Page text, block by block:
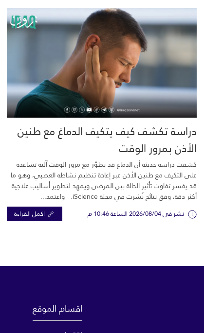
دراسة تكشف كيف يتكيف الدماغ مع طنين
الأذن بمرور الوقت
كشفت دراسة حديثة أن الدماغ قد يطوّر مع مرور الوقت آلية تساعده
على التكيف مع طنين الأذن عبر إعادة تنظيم نشاطه العصبي، وهو ما
قد يفسر تفاوت تأثير الحالة بين المرضى ويمهد لتطوير أساليب علاجية
أكثر دقة، وفق نتائج نُشرت في مجلة iScience. واعتمد...
نشر في 2026/08/04 الساعة 10:46 م اكمل القراءة
اقسام الموقع